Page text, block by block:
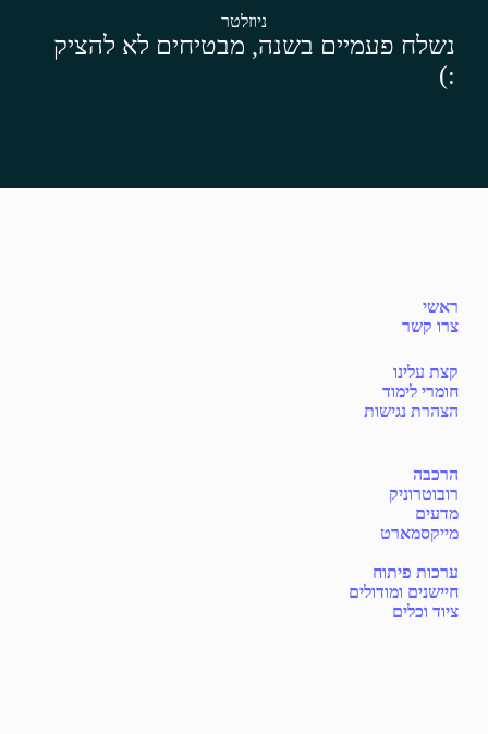
ניוזלטר
נשלח פעמיים בשנה, מבטיחים לא להציק
:)
ראשי
צרו קשר
קצת עלינו
חומרי לימוד
הצהרת נגישות
הרכבה
רובוטרוניק
מדעים
מייקסמארט
ערכות פיתוח
חיישנים ומודולים
ציוד וכלים